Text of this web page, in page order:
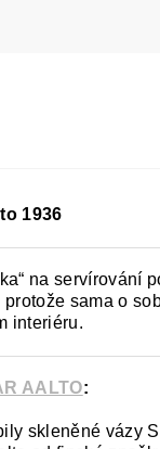
1936
na servírování
sama o
interiéru.
AALTO:
skleněné vázy